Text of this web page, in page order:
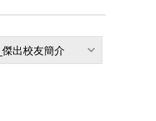
出校友簡介